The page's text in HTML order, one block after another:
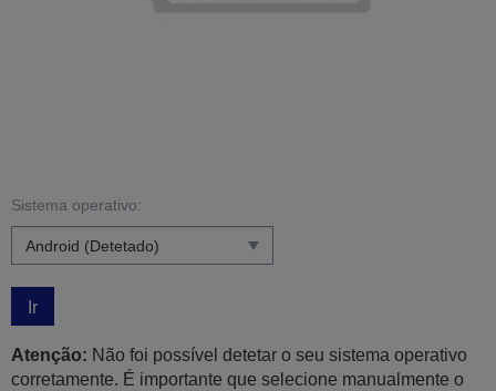
Sistema operativo:
Ir
Atenção: Não foi possível detetar o seu sistema operativo
corretamente. É importante que selecione manualmente o